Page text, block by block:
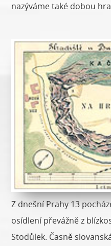
nazýváme také dobou
Z dnešní Prahy 13
osídlení převážně z
Stodůlek. Časně